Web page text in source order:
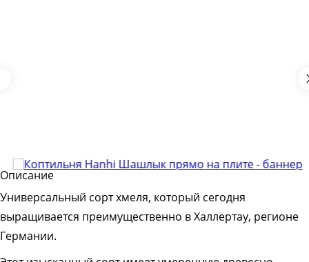
Описание
Универсальный сорт хмеля, который сегодня
выращивается преимущественно в Халлертау, регионе
Германии.